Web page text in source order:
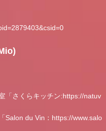
「さくらキッチン:https://natuv
Salon du Vin： https://www.salo